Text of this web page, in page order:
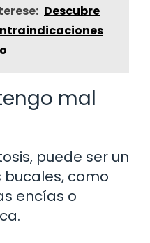
Descubre
mal
puede ser un
como
encías o